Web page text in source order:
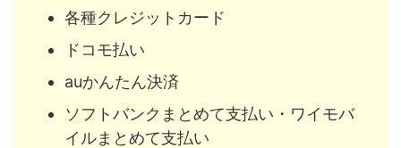
各種クレジットカード
ドコモ払い
auかんたん決済
ソフトバンクまとめて支払い・ワイモバ
イルまとめて支払い